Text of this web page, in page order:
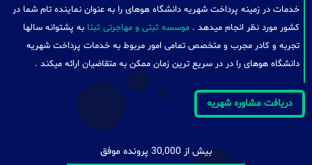
خدمات در زمینه پرداخت شهریه دانشگاه هوهای را به عنوان نماینده تام شما در
کشور مورد نظر انجام میدهد . موسسه ثبتی و مهاجرتی ثبتا به پشتوانه سالها
تجربه و کادر مجرب و متخصص تمامی امور مربوط به خدمات پرداخت شهریه
دانشگاه هوهای را در در سریع ترین زمان ممکن به متقاضیان ارائه میکند .
دریافت مشاوره شهریه
بیش از 30,000 پرونده موفق